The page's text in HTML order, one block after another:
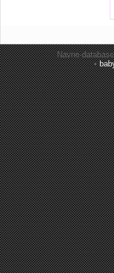
Navne-
•